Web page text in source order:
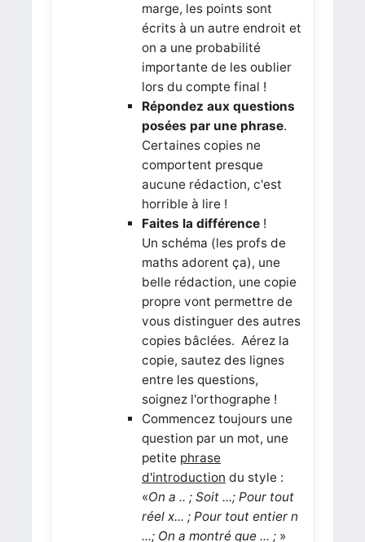
marge, les points sont
écrits à un autre endroit et
on a une probabilité
importante de les oublier
lors du compte final !
Répondez aux questions
posées par une phrase.
Certaines copies ne
comportent presque
aucune rédaction, c'est
horrible à lire !
Faites la différence!
Un schéma (les profs de
maths adorent ça), une
belle rédaction, une copie
propre vont permettre de
vous distinguer des autres
copies bâclées. Aérez la
copie, sautez des lignes
entre les questions,
soignez l'orthographe !
Commencez toujours une
question par un mot, une
petite phrase
d'introduction du style :
«On a .. ; Soit ...; Pour tout
réel x... ; Pour tout entier n
...; On a montré que ... ;»